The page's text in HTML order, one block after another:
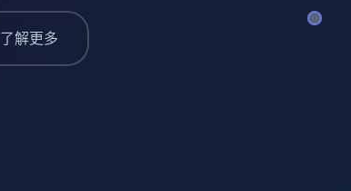
了解更多